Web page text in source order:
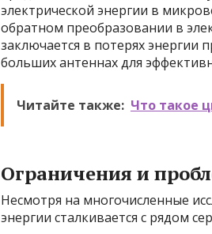
электрической энергии в
обратном преобразовании в
заключается в потерях энергии
больших антеннах для
Читайте также: Что такое
Ограничения и
Несмотря на многочисленные
энергии сталкивается с рядом